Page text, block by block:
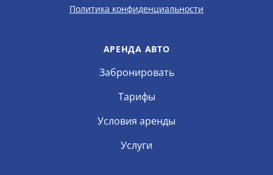
Политика конфиденциальности
АРЕНДА АВТО
Забронировать
Тарифы
Условия аренды
Услуги